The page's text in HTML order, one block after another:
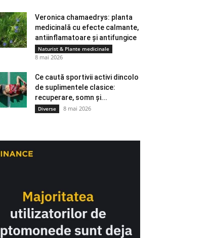
Veronica chamaedrys: planta
medicinală cu efecte calmante,
antiinflamatoare și antifungice
Naturist & Plante medicinale
8 mai 2026
Ce caută sportivii activi dincolo
de suplimentele clasice:
recuperare, somn și...
Diverse 8 mai 2026